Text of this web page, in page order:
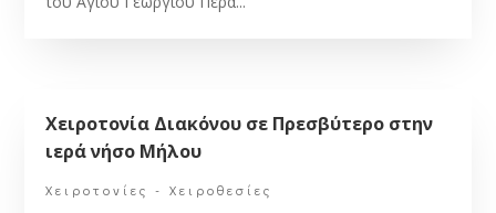
Χειροτονία Διακόνου σε Πρεσβύτερο στην
ιερά νήσο Μήλου
Χειροτονίες - Χειροθεσίες